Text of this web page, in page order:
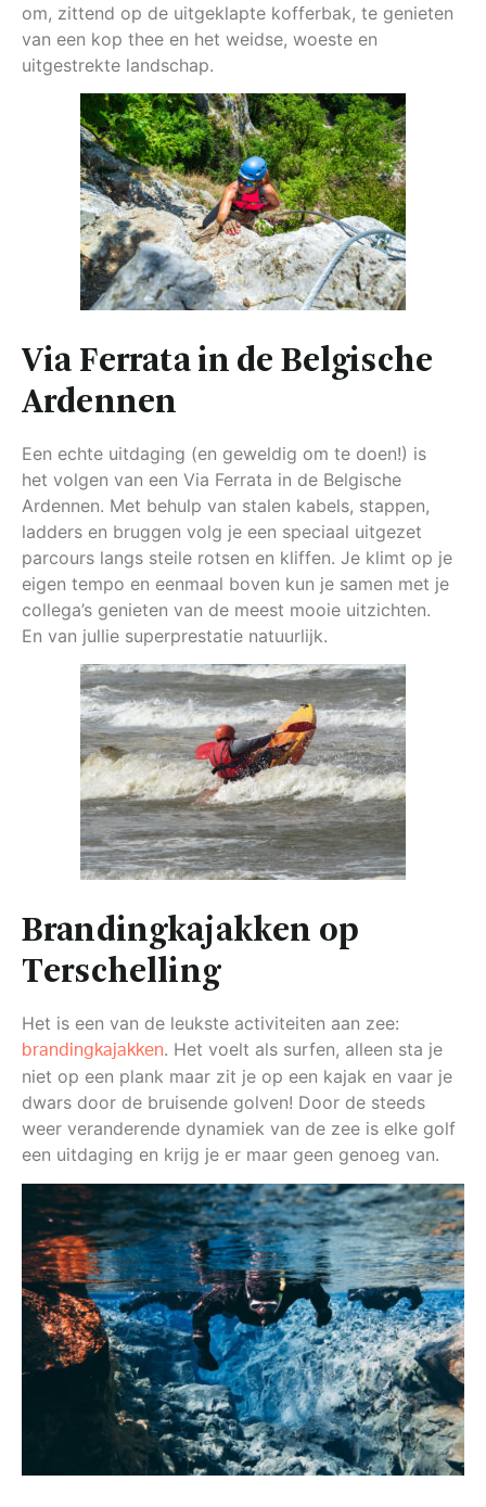
om, zittend op de uitgeklapte kofferbak, te genieten
van een kop thee en het weidse, woeste en
uitgestrekte landschap.
Via Ferrata in de Belgische
Ardennen
Een echte uitdaging (en geweldig om te doen!) is
het volgen van een Via Ferrata in de Belgische
Ardennen. Met behulp van stalen kabels, stappen,
ladders en bruggen volg je een speciaal uitgezet
parcours langs steile rotsen en kliffen. Je klimt op je
eigen tempo en eenmaal boven kun je samen met je
collega’s genieten van de meest mooie uitzichten.
En van jullie superprestatie natuurlijk.
Brandingkajakken op
Terschelling
Het is een van de leukste activiteiten aan zee:
brandingkajakken. Het voelt als surfen, alleen sta je
niet op een plank maar zit je op een kajak en vaar je
dwars door de bruisende golven! Door de steeds
weer veranderende dynamiek van de zee is elke golf
een uitdaging en krijg je er maar geen genoeg van.